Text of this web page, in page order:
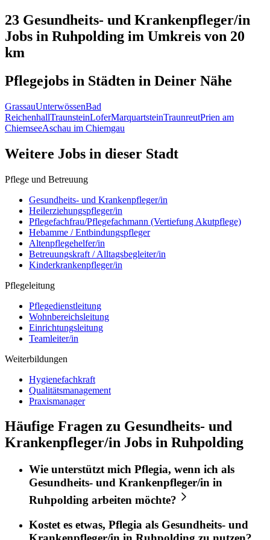
23 Gesundheits- und Krankenpfleger/in
Jobs in Ruhpolding im Umkreis von 20
km
Pflegejobs in Städten in Deiner Nähe
GrassauUnterwössenBad
ReichenhallTraunsteinLoferMarquartsteinTraunreutPrien am
ChiemseeAschau im Chiemgau
Weitere Jobs in dieser Stadt
Pflege und Betreuung
Gesundheits- und Krankenpfleger/in
Heilerziehungspfleger/in
Pflegefachfrau/Pflegefachmann (Vertiefung Akutpflege)
Hebamme / Entbindungspfleger
Altenpflegehelfer/in
Betreuungskraft / Alltagsbegleiter/in
Kinderkrankenpfleger/in
Pflegeleitung
Pflegedienstleitung
Wohnbereichsleitung
Einrichtungsleitung
Teamleiter/in
Weiterbildungen
Hygienefachkraft
Qualitätsmanagement
Praxismanager
Häufige Fragen zu Gesundheits- und
Krankenpfleger/in Jobs in Ruhpolding
Wie unterstützt mich Pflegia, wenn ich als
Gesundheits- und Krankenpfleger/in in
Ruhpolding arbeiten möchte?
Kostet es etwas, Pflegia als Gesundheits- und